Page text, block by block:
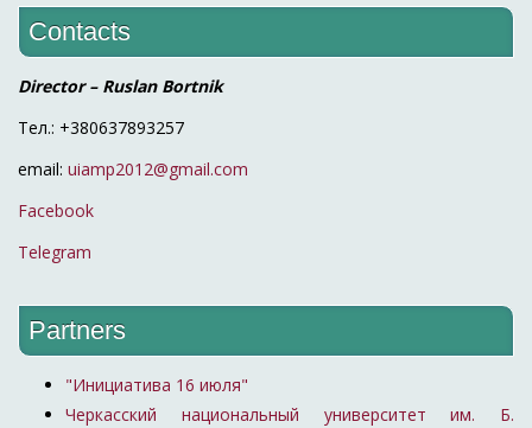
Contacts
Director – Ruslan Bortnik
Тел.: +380637893257
email: uiamp2012@gmail.com
Facebook
Telegram
Partners
"Инициатива 16 июля"
Черкасский национальный университет им. Б.